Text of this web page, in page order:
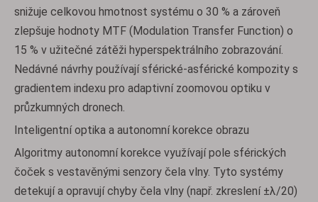
snižuje celkovou hmotnost systému o 30 % a zároveň
zlepšuje hodnoty MTF (Modulation Transfer Function) o
15 % v užitečné zátěži hyperspektrálního zobrazování.
Nedávné návrhy používají sférické-asférické kompozity s
gradientem indexu pro adaptivní zoomovou optiku v
průzkumných dronech.
Inteligentní optika a autonomní korekce obrazu
Algoritmy autonomní korekce využívají pole sférických
čoček s vestavěnými senzory čela vlny. Tyto systémy
detekují a opravují chyby čela vlny (např. zkreslení ±λ/20)